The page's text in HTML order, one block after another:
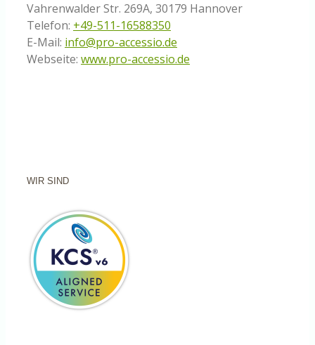
Vahrenwalder Str. 269A, 30179 Hannover
Telefon: +49-511-16588350
E-Mail: info@pro-accessio.de
Webseite: www.pro-accessio.de
WIR SIND